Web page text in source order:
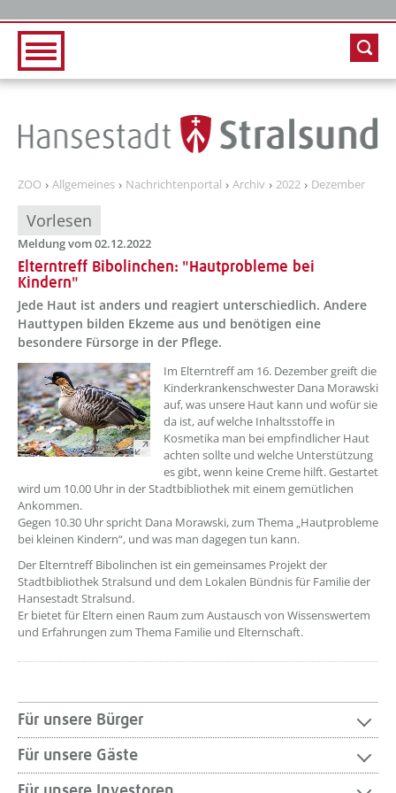
ZOO Allgemeines Nachrichtenportal Archiv 2022 Dezember
Vorlesen
Meldung vom 02.12.2022
Elterntreff Bibolinchen: "Hautprobleme bei
Kindern"
Jede Haut ist anders und reagiert unterschiedlich. Andere
Hauttypen bilden Ekzeme aus und benötigen eine
besondere Fürsorge in der Pflege.
??? absaetzeOben[1]/titel ???
Im Elterntreff am 16. Dezember greift die
Kinderkrankenschwester Dana Morawski
auf, was unsere Haut kann und wofür sie
da ist, auf welche Inhaltsstoffe in
Kosmetika man bei empfindlicher Haut
achten sollte und welche Unterstützung
es gibt, wenn keine Creme hilft. Gestartet
wird um 10.00 Uhr in der Stadtbibliothek mit einem gemütlichen
Ankommen.
Gegen 10.30 Uhr spricht Dana Morawski, zum Thema „Hautprobleme
bei kleinen Kindern“, und was man dagegen tun kann.
Der Elterntreff Bibolinchen ist ein gemeinsames Projekt der
Stadtbibliothek Stralsund und dem Lokalen Bündnis für Familie der
Hansestadt Stralsund.
Er bietet für Eltern einen Raum zum Austausch von Wissenswertem
und Erfahrungen zum Thema Familie und Elternschaft.
Für unsere Bürger
Für unsere Gäste